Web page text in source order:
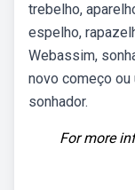
trebelho,
espelho,
Webassim,
novo começo ou
sonhador.
For more